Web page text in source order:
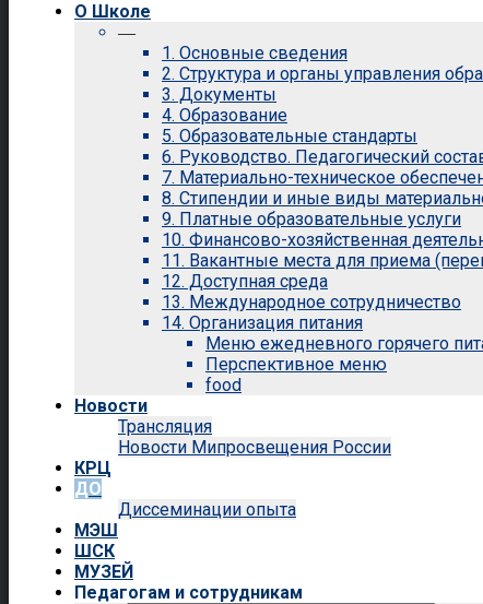
О Школе
—
1. Основные сведения
2. Структура и органы управления
3. Документы
4. Образование
5. Образовательные стандарты
6. Руководство. Педагогический
7. Материально-техническое
8. Стипендии и иные виды
9. Платные образовательные услуги
10. Финансово-хозяйственная
11. Вакантные места для приема
12. Доступная среда
13. Международное сотрудничество
14. Организация питания
Меню ежедневного горячего
Перспективное меню
food
Новости
Трансляция
Новости Мипросвещения России
КРЦ
ДО
Диссеминации опыта
МЭШ
ШСК
МУЗЕЙ
Педагогам и сотрудникам